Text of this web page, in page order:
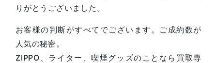
りがとうございました。
お客様の判断がすべてでございます。ご成約数が
人気の秘密。
ZIPPO、ライター、喫煙グッズのことなら買取専